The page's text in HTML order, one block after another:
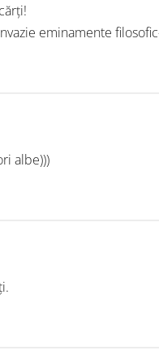
eminamente
albe)))